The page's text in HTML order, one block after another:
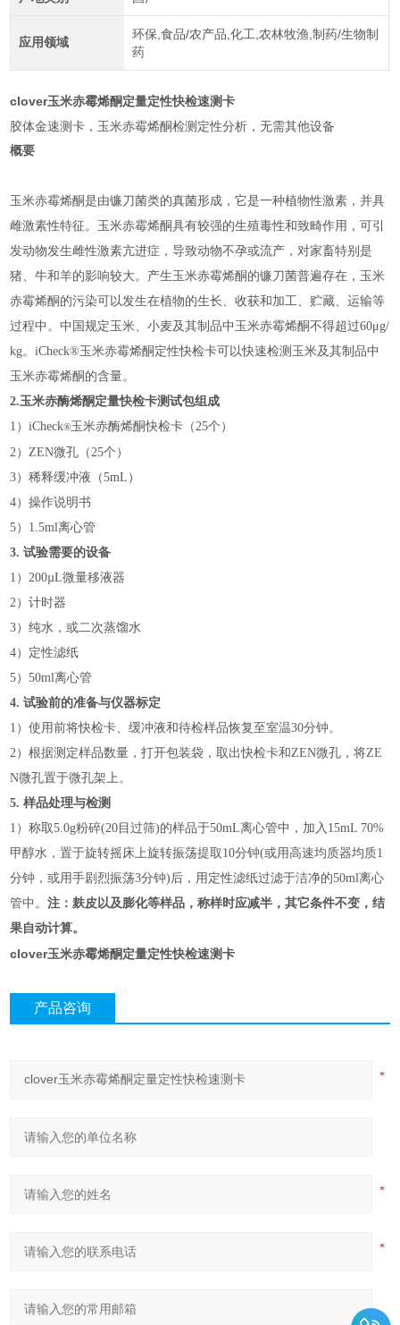
应用领域
环保,食品/农产品,化工,农林牧渔,制药/生物制
药
clover玉米赤霉烯酮定量定性快检速测卡
胶体金速测卡，玉米赤霉烯酮检测定性分析，无需其他设备
概要
玉米赤霉烯酮是由镰刀菌类的真菌形成，它是一种植物性激素，并具
雌激素性特征。玉米赤霉烯酮具有较强的生殖毒性和致畸作用，可引
发动物发生雌性激素亢进症，导致动物不孕或流产，对家畜特别是
猪、牛和羊的影响较大。产生玉米赤霉烯酮的镰刀菌普遍存在，玉米
赤霉烯酮的污染可以发生在植物的生长、收获和加工、贮藏、运输等
过程中。中国规定玉米、小麦及其制品中玉米赤霉烯酮不得超过60μg/
kg。iCheck®玉米赤霉烯酮定性快检卡可以快速检测玉米及其制品中
玉米赤霉烯酮的含量。
2.玉米赤酶烯酮定量快检卡测试包组成
1 ）iCheck®玉米赤酶烯酮快检卡（ 25个）
2 ） ZEN微孔（ 25个）
3）稀释缓冲液（5mL ）
4）操作说明书
5） 1.5ml离心管
3.试验需要的设备
1 ） 200µL微量移液器
2 ）计时器
3）纯水，或二次蒸馏水
4）定性滤纸
5）50ml离心管
4.试验前的准备与仪器标定
1 ）使用前将快检卡、缓冲液和待检样品恢复至室温30分钟。
2 ）根据测定样品数量，打开包装袋，取出快检卡和 ZEN微孔，将ZE
N微孔置于微孔架上。
5.样品处理与检测
1 ）称取5.0g粉碎(20 目过筛)的样品于50mL离心管中，加入 15mL 70%
甲醇水，置于旋转摇床上旋转振荡提取 10分钟(或用高速均质器均质1
分钟，或用手剧烈振荡3分钟) 后，用定性滤纸过滤于洁净的50ml离心
管中。注：麸皮以及膨化等样品，称样时应减半，其它条件不变，结
果自动计算。
clover玉米赤霉烯酮定量定性快检速测卡
产品咨询